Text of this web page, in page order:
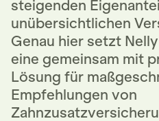
steigenden
unübersichtlichen
Genau hier setzt
eine gemeinsam mit
Lösung für
Empfehlungen von